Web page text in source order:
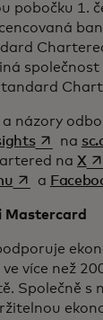
pobočku 1.
a názory
opens in
na
na X
opens in a
a
Mastercard
více než
Společně s